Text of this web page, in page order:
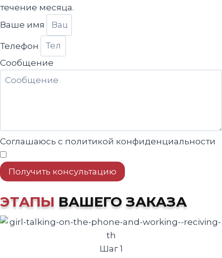
течение месяца.
Ваше имя
Телефон
Сообщение
Соглашаюсь с политикой конфиденциальности
Получить консультацию
ЭТАПЫ ВАШЕГО ЗАКАЗА
Шаг 1